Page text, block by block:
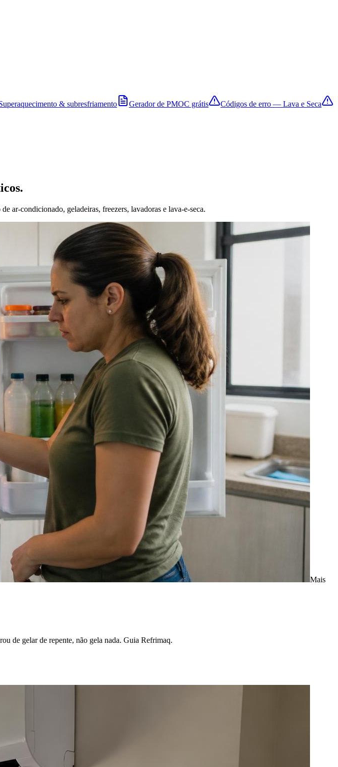
& subresfriamento Gerador de PMOC grátis
Códigos de erro — Lava e Seca
ar-condicionado, geladeiras, freezers, lavadoras e lava-e-seca.
Mais
de gelar de repente, não gela nada. Guia Refrimaq.